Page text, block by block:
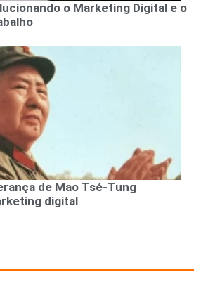
o Marketing Digital e o
de Mao Tsé-Tung
digital